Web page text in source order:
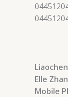
Elle
Mobile